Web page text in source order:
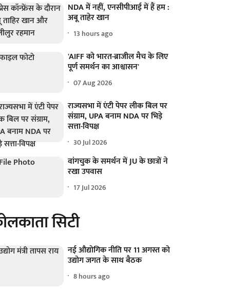
NDA में नहीं, एनसीपीआई में हैं हम :
अबू ताहेर खान
13 hours ago
'AIFF को भारत-ब्राजील मैच के लिए
पूर्ण समर्थन का आश्वासन'
07 Aug 2026
राज्यसभा में एंटी पेपर लीक बिल पर
संग्राम, UPA बनाम NDA पर भिड़े
सत्ता-विपक्ष
30 Jul 2026
वांगचुक के समर्थन में JU के छात्रों ने
रखा उपवास
17 Jul 2026
सिटी
नई औद्योगिक नीति पर 11 अगस्त को
उद्योग जगत के साथ बैठक
8 hours ago